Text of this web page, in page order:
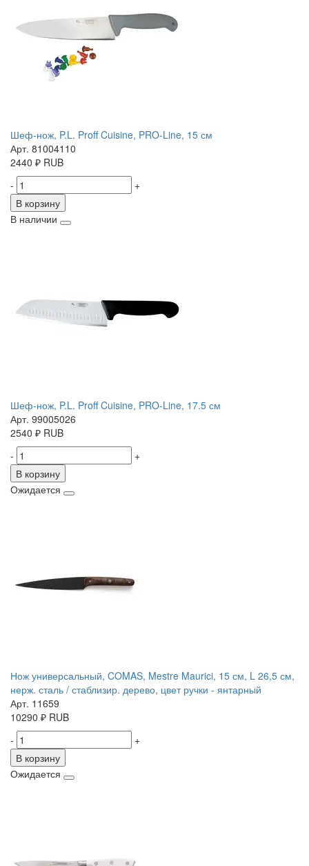
Шеф-нож, P.L. Proff Cuisine, PRO-Line, 15 см
Арт. 81004110
2440 ₽ RUB
-
+
В корзину
В наличии
Шеф-нож, P.L. Proff Cuisine, PRO-Line, 17.5 см
Арт. 99005026
2540 ₽ RUB
-
+
В корзину
Ожидается
Нож универсальный, COMAS, Mestre Maurici, 15 см, L 26,5 см,
нерж. сталь / стаблизир. дерево, цвет ручки - янтарный
Арт. 11659
10290 ₽ RUB
-
+
В корзину
Ожидается